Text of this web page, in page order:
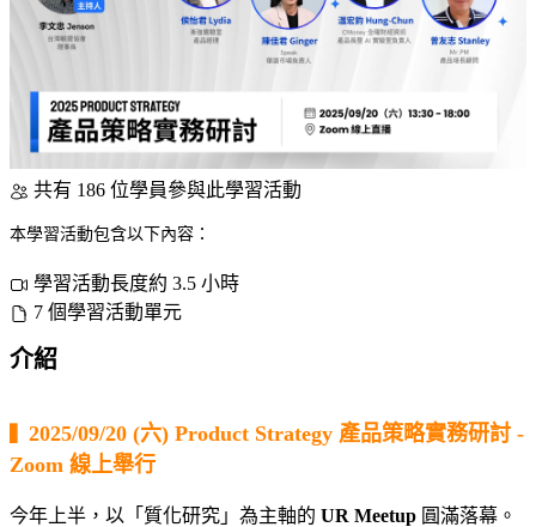
共有 186 位學員參與此學習活動
本學習活動包含以下內容：
學習活動長度約 3.5 小時
7 個學習活動單元
介紹
2025/09/20 (六) Product Strategy 產品策略實務研討 -
Zoom 線上舉行
今年上半，以「質化研究」為主軸的 UR Meetup 圓滿落幕。